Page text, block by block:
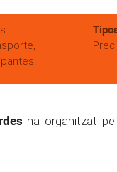
ha organitzat